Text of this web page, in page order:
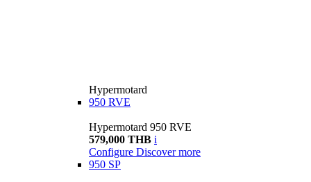
Hypermotard
950 RVE
Hypermotard 950 RVE
579,000 THB i
Configure Discover more
950 SP